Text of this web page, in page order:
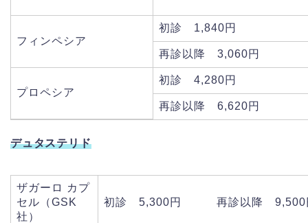
フィンペシア
初診 1,840円
再診以降 3,060円
プロペシア
初診 4,280円
再診以降 6,620円
デュタステリド
ザガーロ カプ
セル（GSK
社）
初診 5,300円 再診以降 9,500